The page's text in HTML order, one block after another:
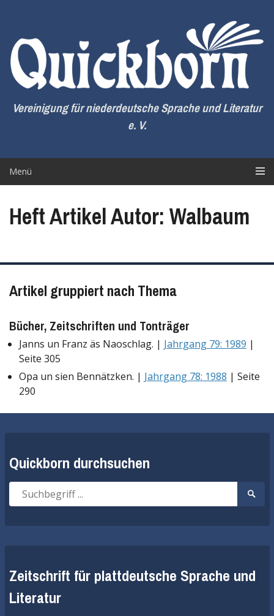
springen
Vereinigung für niederdeutsche Sprache und Literatur
e. V.
Menü
Heft Artikel Autor: Walbaum
Artikel gruppiert nach Thema
Bücher, Zeitschriften und Tonträger
Janns un Franz äs Naoschlag. | Jahrgang 79: 1989 |
Seite 305
Opa un sien Bennätzken. | Jahrgang 78: 1988 | Seite
290
Quickborn durchsuchen
Suche
nach:
Suche
Zeitschrift für plattdeutsche Sprache und
Literatur